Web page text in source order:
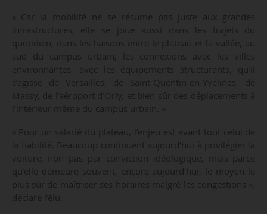
« Car la mobilité ne se résume pas juste aux grandes
infrastructures, elle se joue aussi dans les trajets du
quotidien, dans les liaisons entre le plateau et la vallée, au
sud du campus urbain, les connexions avec les villes
environnantes, avec les équipements structurants, qu’il
s’agisse de Versailles, de Saint-Quentin-en-Yvelines, de
Massy, de l’aéroport d’Orly, et bien sûr des déplacements à
l’intérieur même du campus urbain. »
« Pour un salarié du plateau, l’enjeu est avant tout celui de
la fiabilité. Beaucoup continuent aujourd’hui à privilégier la
voiture, non pas par conviction idéologique, mais parce
qu’elle demeure souvent, encore aujourd’hui, le moyen le
plus sûr de maîtriser ses horaires malgré les congestions »,
déclare l’élu.